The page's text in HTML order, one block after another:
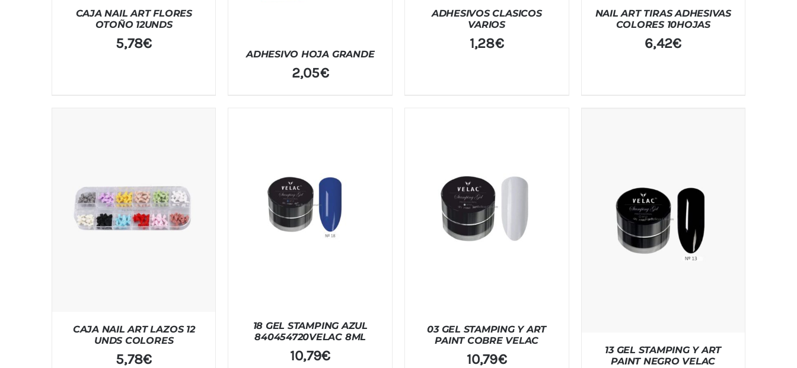
CAJA NAIL ART FLORES
OTOÑO 12UNDS
5,78€
ADHESIVO HOJA GRANDE
2,05€
ADHESIVOS CLASICOS
VARIOS
1,28€
NAIL ART TIRAS ADHESIVAS
COLORES 10HOJAS
6,42€
CAJA NAIL ART LAZOS 12
UNDS COLORES
5,78€
18 GEL STAMPING AZUL
840454720VELAC 8ML
10,79€
03 GEL STAMPING Y ART
PAINT COBRE VELAC
10,79€
13 GEL STAMPING Y ART
PAINT NEGRO VELAC